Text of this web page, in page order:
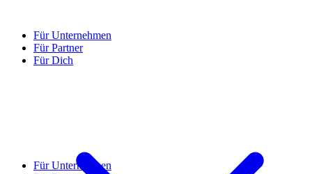
Für Unternehmen
Für Partner
Für Dich
Für Unternehmen